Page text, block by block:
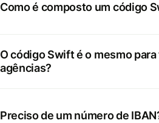
Como é composto um código
O código Swift é o mesmo para
agências?
Preciso de um número de